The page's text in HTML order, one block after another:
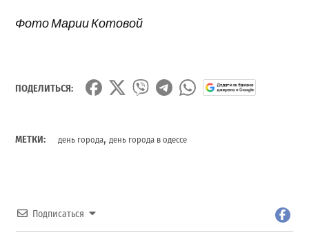
Фото Марии Котовой
ПОДЕЛИТЬСЯ:
МЕТКИ: день города,день города в одессе
Подписаться